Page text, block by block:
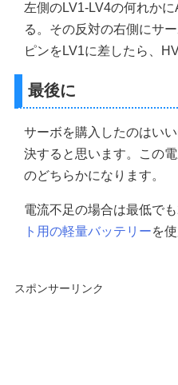
左側のLV1-LV4の何れか
る。その反対の右側にサ
ピンをLV1に差したら、
最後に
サーボを購入したのはい
決すると思います。この
のどちらかになります。
電流不足の場合は最低で
ト用の軽量バッテリーを
スポンサーリンク